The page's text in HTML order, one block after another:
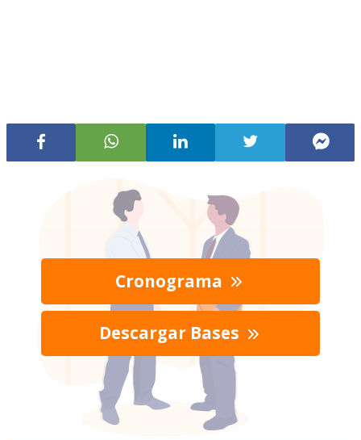
Cronograma
Descargar Bases